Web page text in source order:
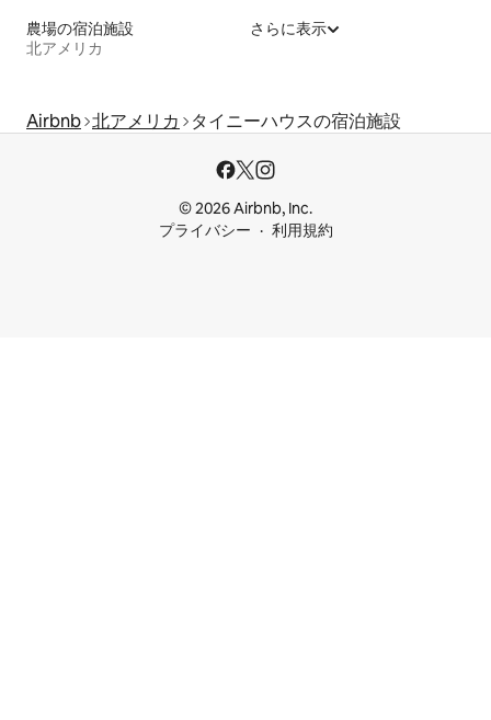
農場の宿泊施設
北アメリカ
さらに表示
Airbnb 北アメリカ タイニーハウスの宿泊施設
© 2026 Airbnb, Inc.
プライバシー
利用規約